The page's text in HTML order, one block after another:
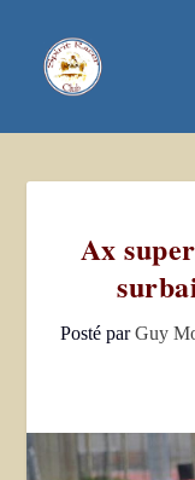
Ax
Posté parGuy